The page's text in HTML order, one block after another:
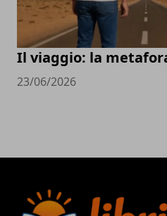
Il viaggio: la
23/06/2026